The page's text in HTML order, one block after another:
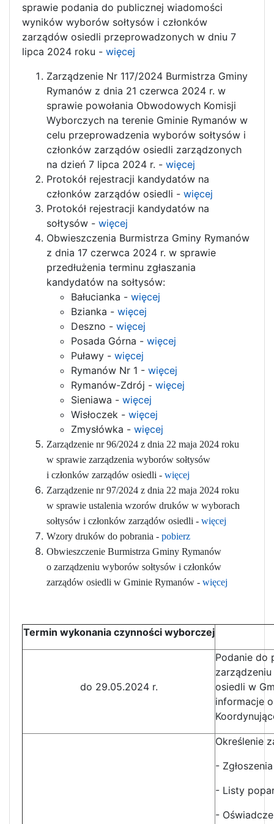
sprawie podania do publicznej wiadomości
wyników wyborów sołtysów i członków
zarządów osiedli przeprowadzonych w dniu 7
lipca 2024 roku - więcej
Zarządzenie Nr 117/2024 Burmistrza Gminy
Rymanów z dnia 21 czerwca 2024 r. w
sprawie powołania Obwodowych Komisji
Wyborczych na terenie Gminie Rymanów w
celu przeprowadzenia wyborów sołtysów i
członków zarządów osiedli zarządzonych
na dzień 7 lipca 2024 r. - więcej
Protokół rejestracji kandydatów na
członków zarządów osiedli - więcej
Protokół rejestracji kandydatów na
sołtysów - więcej
Obwieszczenia Burmistrza Gminy Rymanów
z dnia 17 czerwca 2024 r. w sprawie
przedłużenia terminu zgłaszania
kandydatów na sołtysów:
Bałucianka - więcej
Bzianka - więcej
Deszno - więcej
Posada Górna - więcej
Puławy - więcej
Rymanów Nr 1 - więcej
Rymanów-Zdrój - więcej
Sieniawa - więcej
Wisłoczek - więcej
Zmysłówka - więcej
Zarządzenie nr 96/2024 z dnia 22 maja 2024 roku
w sprawie zarządzenia wyborów sołtysów
i członków zarządów osiedli - więcej
Zarządzenie nr 97/2024 z dnia 22 maja 2024 roku
w sprawie ustalenia wzorów druków w wyborach
sołtysów i członków zarządów osiedli - więcej
Wzory druków do pobrania - pobierz
Obwieszczenie Burmistrza Gminy Rymanów
o zarządzeniu wyborów sołtysów i członków
zarządów osiedli w Gminie Rymanów - więcej
Termin wykonania czynności wyborczej
do 29.05.2024 r.
Podanie do
osiedli w
informacje
Określenie
-
- Listy
-